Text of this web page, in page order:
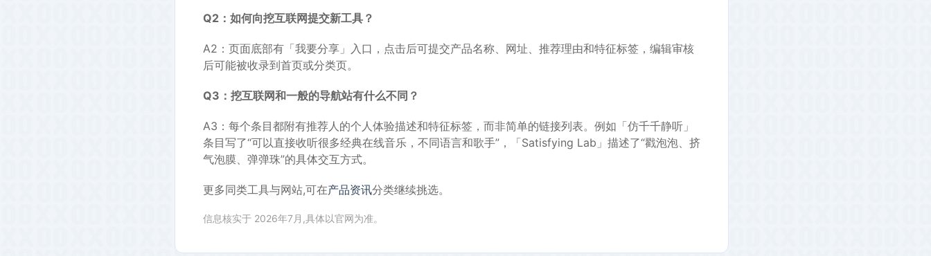
Q2：如何向挖互联网提交新工具？
A2：页面底部有「我要分享」入口，点击后可提交产品名称、网址、推荐理由和特征标签，编辑审核
后可能被收录到首页或分类页。
Q3：挖互联网和一般的导航站有什么不同？
A3：每个条目都附有推荐人的个人体验描述和特征标签，而非简单的链接列表。例如「仿千千静听」
条目写了“可以直接收听很多经典在线音乐，不同语言和歌手”，「Satisfying Lab」描述了“戳泡泡、挤
气泡膜、弹弹珠”的具体交互方式。
更多同类工具与网站,可在产品资讯分类继续挑选。
信息核实于 2026年7月,具体以官网为准。